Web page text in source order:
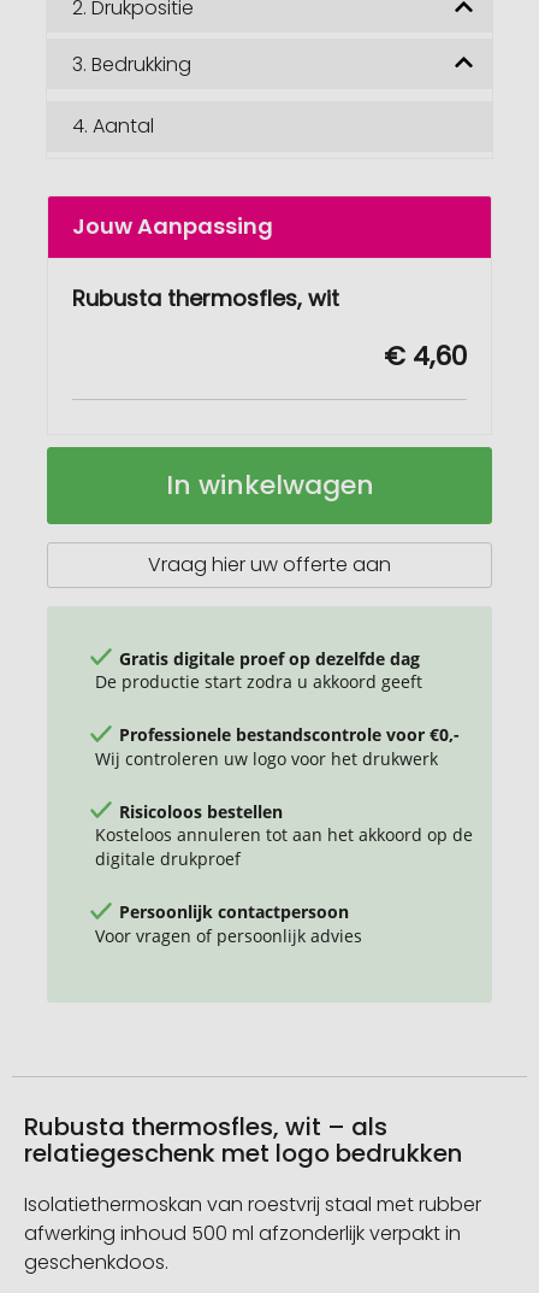
2. Drukpositie
3. Bedrukking
4. Aantal
Jouw Aanpassing
Rubusta thermosfles, wit
€ 4,60
Rubusta
Op
In winkelwagen
Vraag hier uw offerte aan
Gratis digitale proef op dezelfde dag
De productie start zodra u akkoord geeft
Professionele bestandscontrole voor €0,-
Wij controleren uw logo voor het drukwerk
Risicoloos bestellen
Kosteloos annuleren tot aan het akkoord op de
digitale drukproef
Persoonlijk contactpersoon
Voor vragen of persoonlijk advies
Rubusta thermosfles, wit – als
relatiegeschenk met logo bedrukken
Isolatiethermoskan van roestvrij staal met rubber
afwerking inhoud 500 ml afzonderlijk verpakt in
geschenkdoos.